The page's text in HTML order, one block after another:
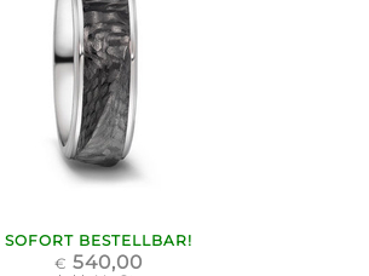
SOFORT BESTELLBAR!
€ 540,00